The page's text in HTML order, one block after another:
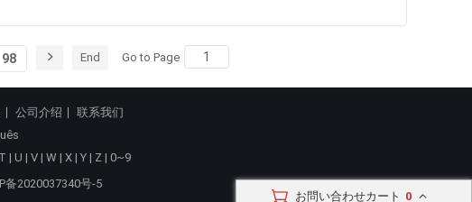
98 End Go to Page
お問い合わせカート 0
公司介绍
联系我们
T | U | V | W | X | Y | Z | 0~9
备2020037340号-5